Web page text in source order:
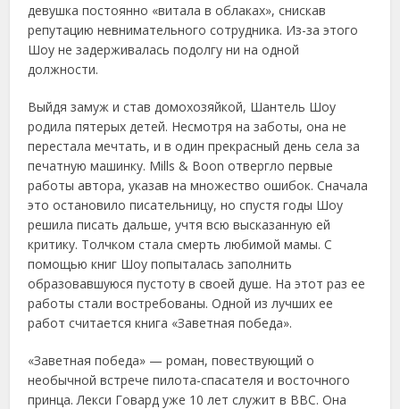
девушка постоянно «витала в облаках», снискав
репутацию невнимательного сотрудника. Из-за этого
Шоу не задерживалась подолгу ни на одной
должности.
Выйдя замуж и став домохозяйкой, Шантель Шоу
родила пятерых детей. Несмотря на заботы, она не
перестала мечтать, и в один прекрасный день села за
печатную машинку. Mills & Boon отвергло первые
работы автора, указав на множество ошибок. Сначала
это остановило писательницу, но спустя годы Шоу
решила писать дальше, учтя всю высказанную ей
критику. Толчком стала смерть любимой мамы. С
помощью книг Шоу попыталась заполнить
образовавшуюся пустоту в своей душе. На этот раз ее
работы стали востребованы. Одной из лучших ее
работ считается книга «Заветная победа».
«Заветная победа» — роман, повествующий о
необычной встрече пилота-спасателя и восточного
принца. Лекси Говард уже 10 лет служит в ВВС. Она